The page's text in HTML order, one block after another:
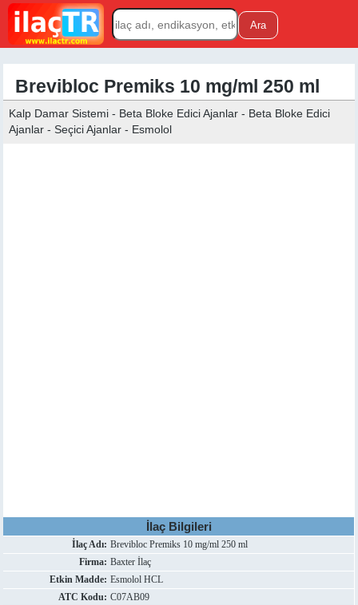
Brevibloc Premiks 10 mg/ml 250 ml
Kalp Damar Sistemi - Beta Bloke Edici Ajanlar - Beta Bloke Edici
Ajanlar - Seçici Ajanlar - Esmolol
İlaç Bilgileri
İlaç Adı: Brevibloc Premiks 10 mg/ml 250 ml
Firma: Baxter İlaç
Etkin Madde: Esmolol HCL
ATC Kodu: C07AB09